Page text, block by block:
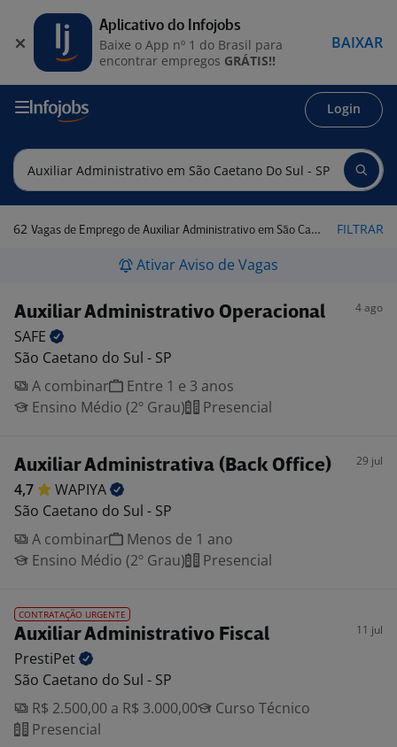
Login
62 Vagas de Emprego de Auxiliar Administrativo em São Caetano do Sul - SP FILTRAR
Ativar Aviso de Vagas
Auxiliar Administrativo Operacional 4 ago
SAFE
São Caetano do Sul - SP
A combinar
Entre 1 e 3 anos
Ensino Médio (2º Grau)
Presencial
Auxiliar Administrativa (Back Office) 29 jul
4,7
WAPIYA
São Caetano do Sul - SP
A combinar
Menos de 1 ano
Ensino Médio (2º Grau)
Presencial
CONTRATAÇÃO URGENTE
Auxiliar Administrativo Fiscal 11 jul
PrestiPet
São Caetano do Sul - SP
R$ 2.500,00 a R$ 3.000,00
Curso Técnico
Presencial
Aplicativo do Infojobs
Baixe o App nº 1 do Brasil para
encontrar empregos GRÁTIS!!
BAIXAR